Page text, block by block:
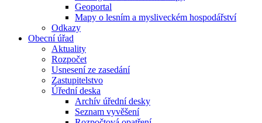
Geoportal
Mapy o lesním a mysliveckém hospodářství
Odkazy
Obecní úřad
Aktuality
Rozpočet
Usnesení ze zasedání
Zastupitelstvo
Úřední deska
Archív úřední desky
Seznam vyvěšení